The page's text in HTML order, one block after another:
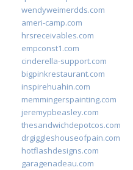
wendyweimerdds.com
ameri-camp.com
hrsreceivables.com
empconst1.com
cinderella-support.com
bigpinkrestaurant.com
inspirehuahin.com
memmingerspainting.com
jeremypbeasley.com
thesandwichdepotcos.com
drgiggleshouseofpain.com
hotflashdesigns.com
garagenadeau.com